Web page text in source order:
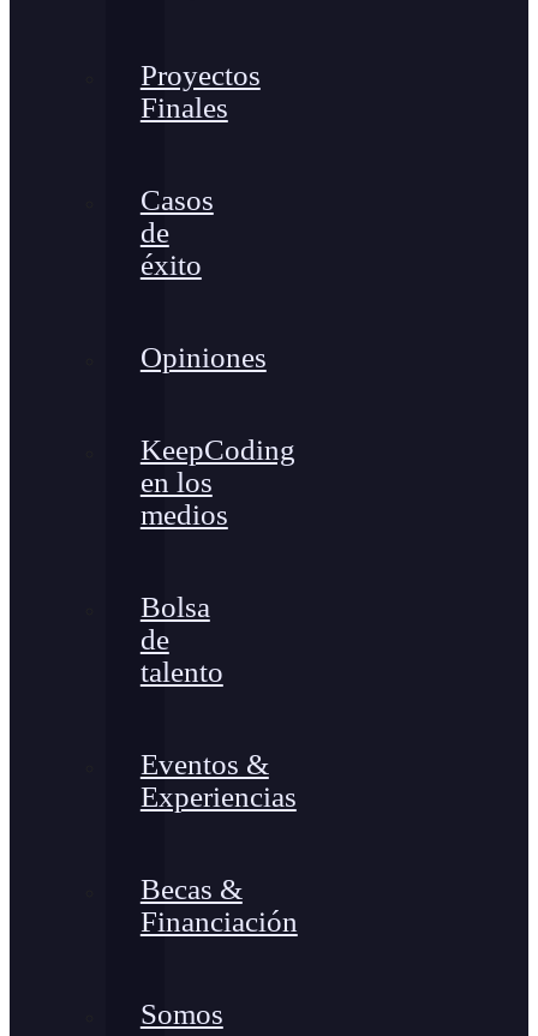
Proyectos
Finales
Casos
de
éxito
Opiniones
KeepCoding
en los
medios
Bolsa
de
talento
Eventos &
Experiencias
Becas &
Financiación
Somos